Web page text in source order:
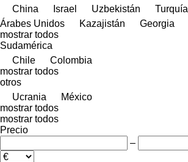
China
Israel Uzbekistán Turquía
Árabes Unidos
Kazajistán
Georgia
mostrar todos
Sudamérica
Chile
Colombia
mostrar todos
otros
Ucrania
México
mostrar todos
mostrar todos
Precio
–